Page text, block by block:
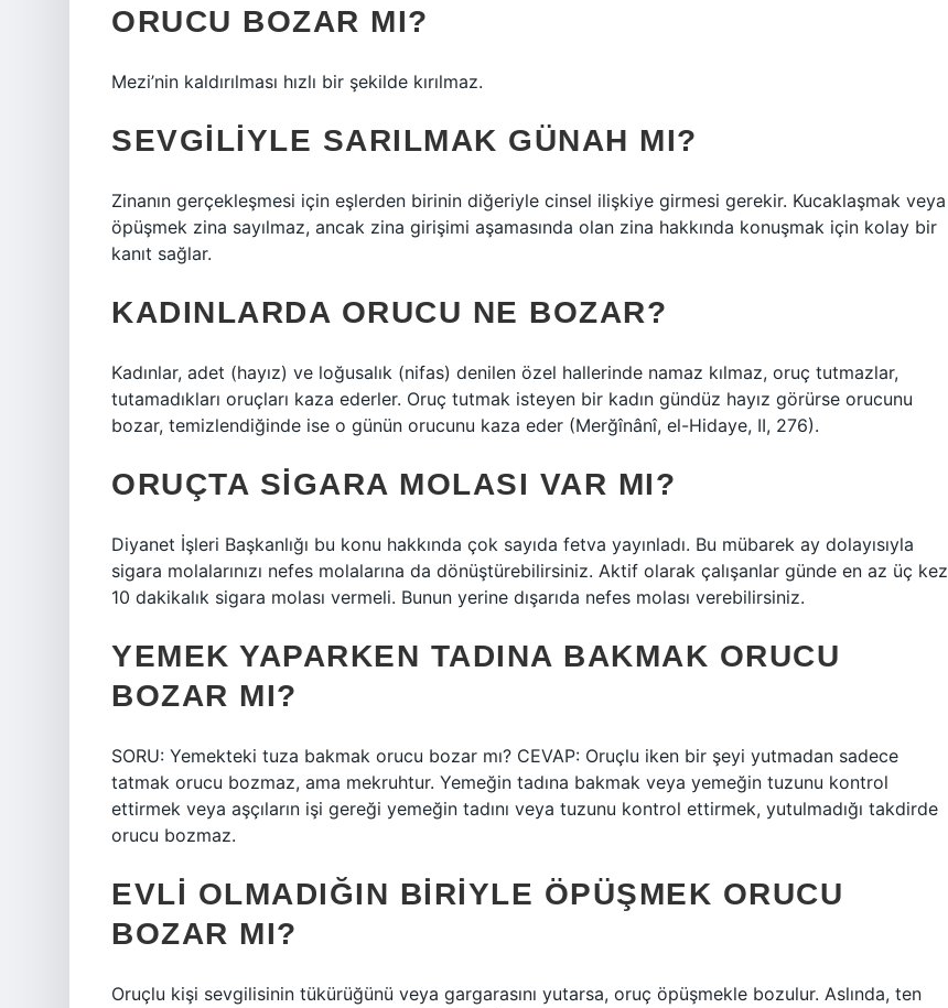
ORUCU BOZAR MI?
Mezi’nin kaldırılması hızlı bir şekilde kırılmaz.
SEVGILIYLE SARILMAK GÜNAH MI?
Zinanın gerçekleşmesi için eşlerden birinin diğeriyle cinsel ilişkiye girmesi gerekir. Kucaklaşmak veya
öpüşmek zina sayılmaz, ancak zina girişimi aşamasında olan zina hakkında konuşmak için kolay bir
kanıt sağlar.
KADINLARDA ORUCU NE BOZAR?
Kadınlar, adet (hayız) ve loğusalık (nifas) denilen özel hallerinde namaz kılmaz, oruç tutmazlar,
tutamadıkları oruçları kaza ederler. Oruç tutmak isteyen bir kadın gündüz hayız görürse orucunu
bozar, temizlendiğinde ise o günün orucunu kaza eder (Merğînânî, el-Hidaye, II, 276).
ORUÇTA SIGARA MOLASI VAR MI?
Diyanet İşleri Başkanlığı bu konu hakkında çok sayıda fetva yayınladı. Bu mübarek ay dolayısıyla
sigara molalarınızı nefes molalarına da dönüştürebilirsiniz. Aktif olarak çalışanlar günde en az üç kez
10 dakikalık sigara molası vermeli. Bunun yerine dışarıda nefes molası verebilirsiniz.
YEMEK YAPARKEN TADINA BAKMAK ORUCU
BOZAR MI?
SORU: Yemekteki tuza bakmak orucu bozar mı? CEVAP: Oruçlu iken bir şeyi yutmadan sadece
tatmak orucu bozmaz, ama mekruhtur. Yemeğin tadına bakmak veya yemeğin tuzunu kontrol
ettirmek veya aşçıların işi gereği yemeğin tadını veya tuzunu kontrol ettirmek, yutulmadığı takdirde
orucu bozmaz.
EVLI OLMADIĞIN BIRIYLE ÖPÜŞMEK ORUCU
BOZAR MI?
Oruçlu kişi sevgilisinin tükürüğünü veya gargarasını yutarsa, oruç öpüşmekle bozulur. Aslında, ten